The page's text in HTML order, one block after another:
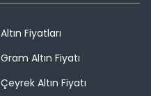
Altın Fiyatları
Gram Altın Fiyatı
Çeyrek Altın Fiyatı